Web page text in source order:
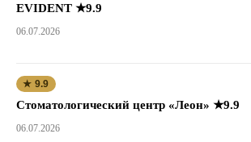
EVIDENT ★9.9
06.07.2026
★ 9.9
Стоматологический центр «Леон» ★9.9
06.07.2026